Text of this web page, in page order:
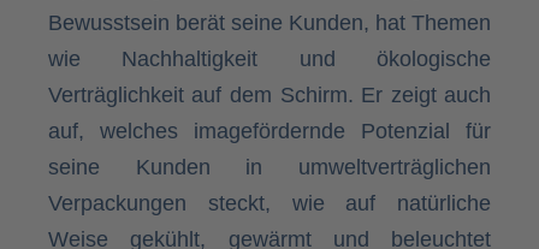
Bewusstsein berät seine Kunden, hat Themen
wie Nachhaltigkeit und ökologische
Verträglichkeit auf dem Schirm. Er zeigt auch
auf, welches imagefördernde Potenzial für
seine Kunden in umweltverträglichen
Verpackungen steckt, wie auf natürliche
Weise gekühlt, gewärmt und beleuchtet